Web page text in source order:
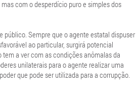
com o desperdício puro e simples dos
Sempre que o agente estatal dispuser
ao particular, surgirá potencial
a ver com as condições anômalas da
unilaterais para o agente realizar uma
que pode ser utilizada para a corrupção.